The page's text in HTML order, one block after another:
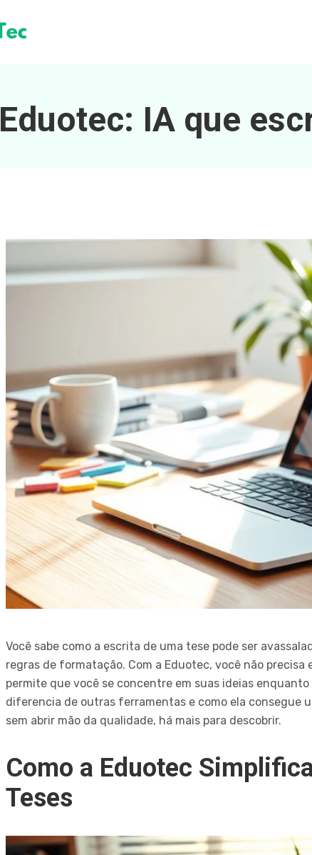
Eduotec: IA que
Você sabe como a escrita de uma tese pode ser
regras de formatação. Com a Eduotec, você não
permite que você se concentre em suas ideias
diferencia de outras ferramentas e como ela consegue
sem abrir mão da qualidade, há mais para descobrir.
Como a Eduotec
Teses